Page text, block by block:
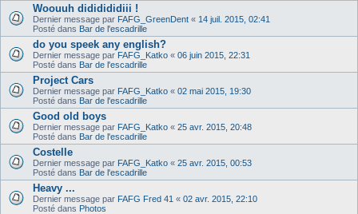
Woouuh dididididiii !
Dernier message par FAFG_GreenDent « 14 juil. 2015, 02:41
Posté dans Bar de l'escadrille
do you speek any english?
Dernier message par FAFG_Katko « 06 juin 2015, 22:31
Posté dans Bar de l'escadrille
Project Cars
Dernier message par FAFG_Katko « 02 mai 2015, 19:30
Posté dans Bar de l'escadrille
Good old boys
Dernier message par FAFG_Katko « 25 avr. 2015, 20:48
Posté dans Bar de l'escadrille
Costelle
Dernier message par FAFG_Katko « 25 avr. 2015, 00:53
Posté dans Bar de l'escadrille
Heavy ...
Dernier message par FAFG Fred 41 « 02 avr. 2015, 22:10
Posté dans Photos